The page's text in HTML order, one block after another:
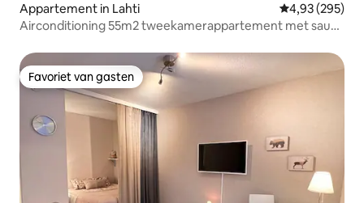
Appartement in Lahti Gemiddelde
4,93 (295)
Airconditioning 55m2 tweekamerappartement met sauna
Favoriet van gasten
Favoriet van gasten